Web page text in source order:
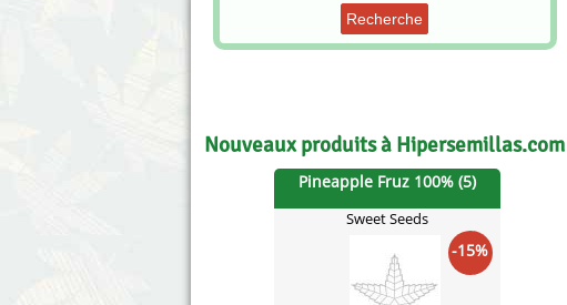
Recherche
Nouveaux produits à Hipersemillas.com
Pineapple Fruz 100% (5)
Sweet Seeds
-15%